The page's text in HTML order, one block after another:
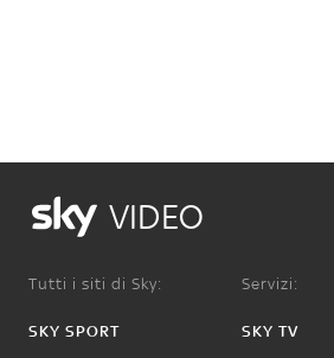
VIDEO
Tutti i siti di Sky:
SKY SPORT
Servizi:
SKY TV